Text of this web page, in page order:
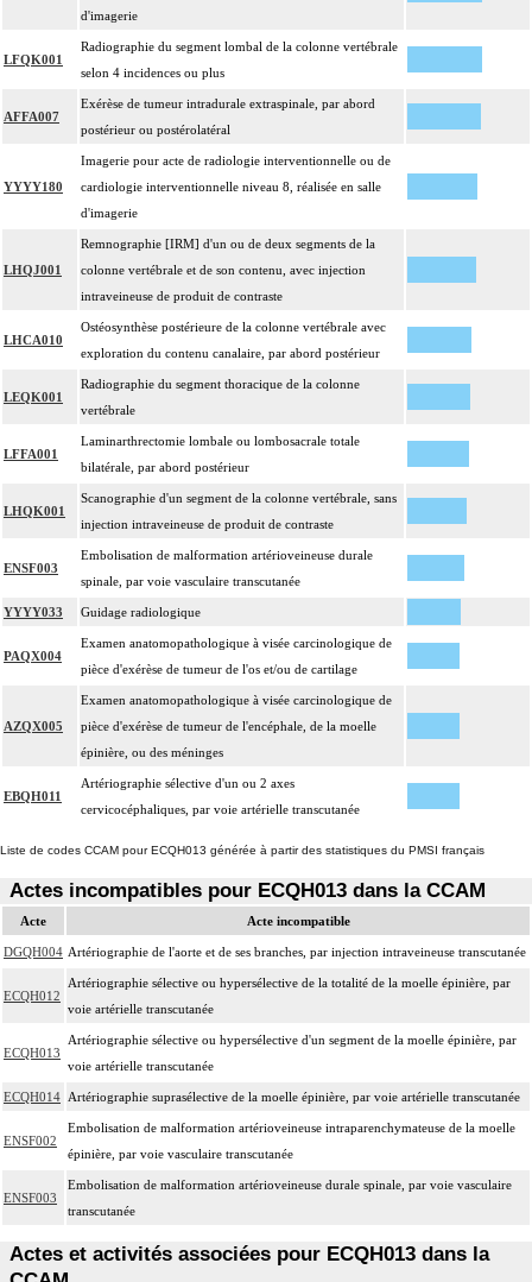
d'imagerie
LFQK001
Radiographie du segment lombal de la colonne vertébrale
selon 4 incidences ou plus
AFFA007
Exérèse de tumeur intradurale extraspinale, par abord
postérieur ou postérolatéral
YYYY180
Imagerie pour acte de radiologie interventionnelle ou de
cardiologie interventionnelle niveau 8, réalisée en salle
d'imagerie
LHQJ001
Remnographie [IRM] d'un ou de deux segments de la
colonne vertébrale et de son contenu, avec injection
intraveineuse de produit de contraste
LHCA010
Ostéosynthèse postérieure de la colonne vertébrale avec
exploration du contenu canalaire, par abord postérieur
LEQK001
Radiographie du segment thoracique de la colonne
vertébrale
LFFA001
Laminarthrectomie lombale ou lombosacrale totale
bilatérale, par abord postérieur
LHQK001
Scanographie d'un segment de la colonne vertébrale, sans
injection intraveineuse de produit de contraste
ENSF003
Embolisation de malformation artérioveineuse durale
spinale, par voie vasculaire transcutanée
YYYY033 Guidage radiologique
PAQX004
Examen anatomopathologique à visée carcinologique de
pièce d'exérèse de tumeur de l'os et/ou de cartilage
AZQX005
Examen anatomopathologique à visée carcinologique de
pièce d'exérèse de tumeur de l'encéphale, de la moelle
épinière, ou des méninges
EBQH011
Artériographie sélective d'un ou 2 axes
cervicocéphaliques, par voie artérielle transcutanée
Liste de codes CCAM pour ECQH013 générée à partir des statistiques du PMSI français
Actes incompatibles pour ECQH013 dans la CCAM
Acte Acte incompatible
DGQH004 Artériographie de l'aorte et de ses branches, par injection intraveineuse transcutanée
ECQH012
Artériographie sélective ou hypersélective de la totalité de la moelle épinière, par
voie artérielle transcutanée
ECQH013
Artériographie sélective ou hypersélective d'un segment de la moelle épinière, par
voie artérielle transcutanée
ECQH014 Artériographie suprasélective de la moelle épinière, par voie artérielle transcutanée
ENSF002
Embolisation de malformation artérioveineuse intraparenchymateuse de la moelle
épinière, par voie vasculaire transcutanée
ENSF003
Embolisation de malformation artérioveineuse durale spinale, par voie vasculaire
transcutanée
Actes et activités associées pour ECQH013 dans la